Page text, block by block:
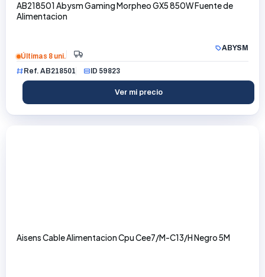
AB218501 Abysm Gaming Morpheo GX5 850W Fuente de
Alimentacion
ABYSM
Últimas 8 uni.
Ref. AB218501
ID 59823
Ver mi precio
Aisens Cable Alimentacion Cpu Cee7/M-C13/H Negro 5M